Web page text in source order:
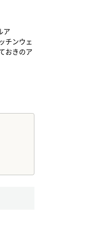
ア
チンウェ
おきのア